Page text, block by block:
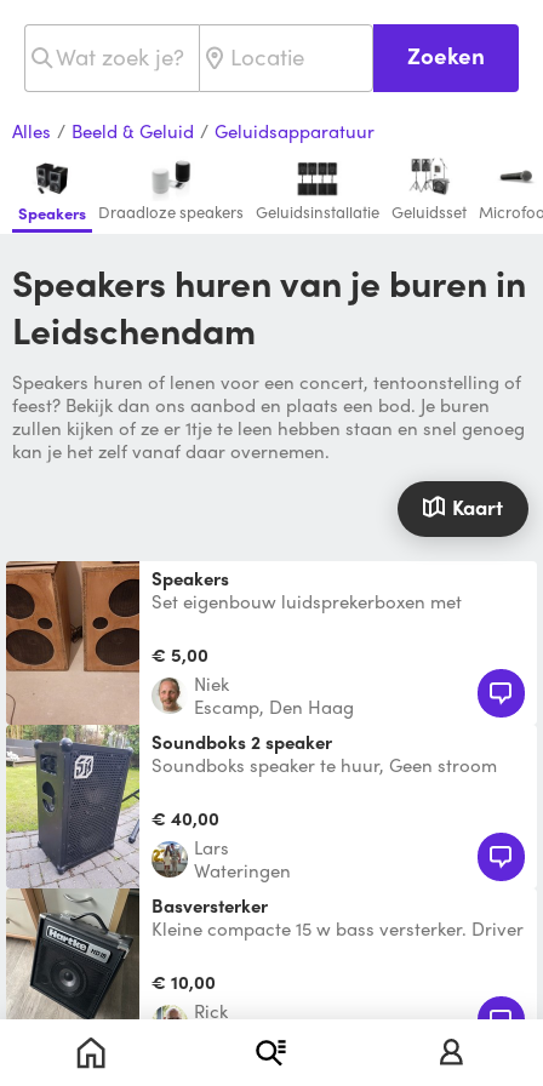
Zoeken
Alles / Beeld & Geluid / Geluidsapparatuur
Speakers Draadloze speakers Geluidsinstallatie Geluidsset
Speakers huren van je buren in
Leidschendam
Speakers huren of lenen voor een concert, tentoonstelling of
feest? Bekijk dan ons aanbod en plaats een bod. Je buren
zullen kijken of ze er 1tje te leen hebben staan en snel genoeg
kan je het zelf vanaf daar overnemen.
Kaart
Speakers
Set eigenbouw luidsprekerboxen met
Snoeren zijn tamelijk kort (
€ 5,00
Niek
Escamp, Den Haag
Soundboks 2 speaker
Soundboks speaker te huur, Geen stroom
hele avond mee. Event
€ 40,00
Lars
Wateringen
Basversterker
Kleine compacte 15 w bass versterker. Driver
3,5 mm en ee
€ 10,00
Rick
Moerkapelle
JBL partybox 310, 2 stuks